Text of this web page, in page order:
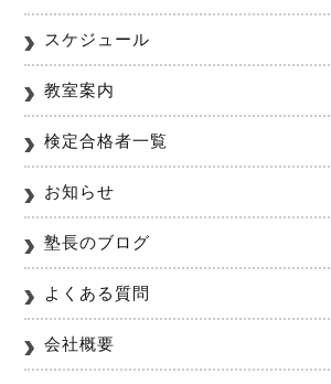
スケジュール
教室案内
検定合格者一覧
お知らせ
塾長のブログ
よくある質問
会社概要